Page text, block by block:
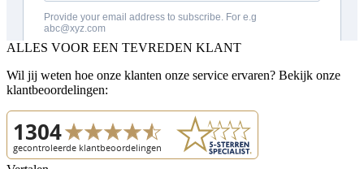
ALLES VOOR EEN TEVREDEN KLANT
Wil jij weten hoe onze klanten onze service ervaren? Bekijk onze
klantbeoordelingen: